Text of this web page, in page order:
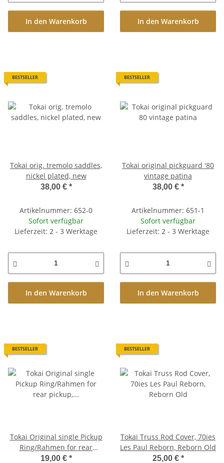
In den Warenkorb In den Warenkorb
BESTSELLER
Tokai orig. tremolo saddles,
nickel plated, new
38,00 € *
Artikelnummer: 652-0
Sofort verfügbar
Lieferzeit: 2 - 3 Werktage
In den Warenkorb
BESTSELLER
Tokai original pickguard '80
vintage patina
38,00 € *
Artikelnummer: 651-1
Sofort verfügbar
Lieferzeit: 2 - 3 Werktage
In den Warenkorb
BESTSELLER
Tokai Original single Pickup
Ring/Rahmen for rear
pickup, flat '59 bottom, new
19,00 € *
BESTSELLER
Tokai Truss Rod Cover, 70ies
Les Paul Reborn, Reborn Old
25,00 € *